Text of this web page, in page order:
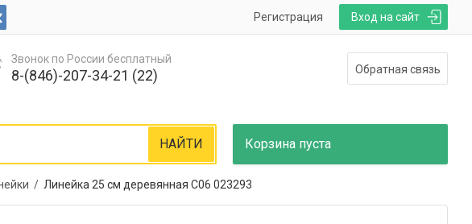
Вход на сайт
Регистрация
Звонок по России бесплатный
8-(846)-207-34-21 (22) Обратная связь
Корзина пуста
НАЙТИ
/ Линейка 25 см деревянная С06 023293